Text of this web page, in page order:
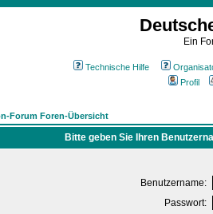
Ein
Technische Hilfe
Profil
Forum Foren-Übersicht
Bitte geben Sie Ihren
Benutzername:
Passwort: